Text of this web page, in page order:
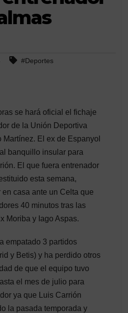
#Deportes
se hará oficial el fichaje
de la Unión Deportiva
Martínez. El ex de Espanyol
banquillo insular para
El que fuera entrenador
esta semana,
casa ante un Celta que
40 minutos tras las
Moriba y Iago Aspas.
empatado 3 partidos
y Betis) y ha perdido otros
de que el equipo tuvo
el mes de julio para
ya que Luis Carrión
la pasada temporada y